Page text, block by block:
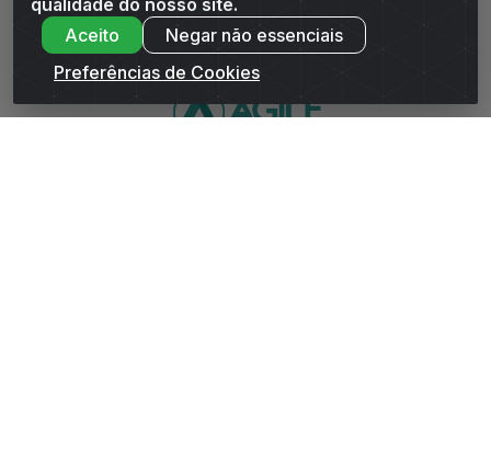
qualidade do nosso site.
Aceito
Negar não essenciais
Preferências de Cookies
Arapiraca/AL - CEP 57319-300 - CNPJ 10.667.481/0001-47